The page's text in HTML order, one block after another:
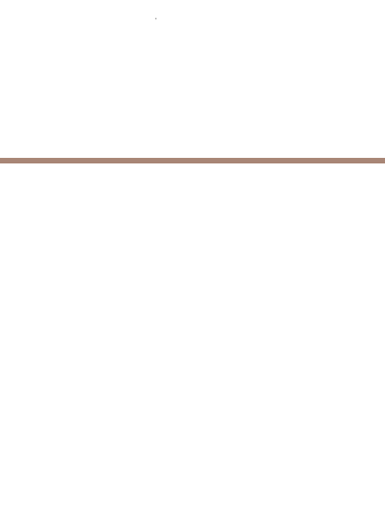
Vincente ~ in chic cream